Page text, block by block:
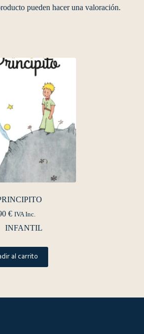
pueden hacer una valoración.
€ IVA Inc.
INFANTIL
al carrito